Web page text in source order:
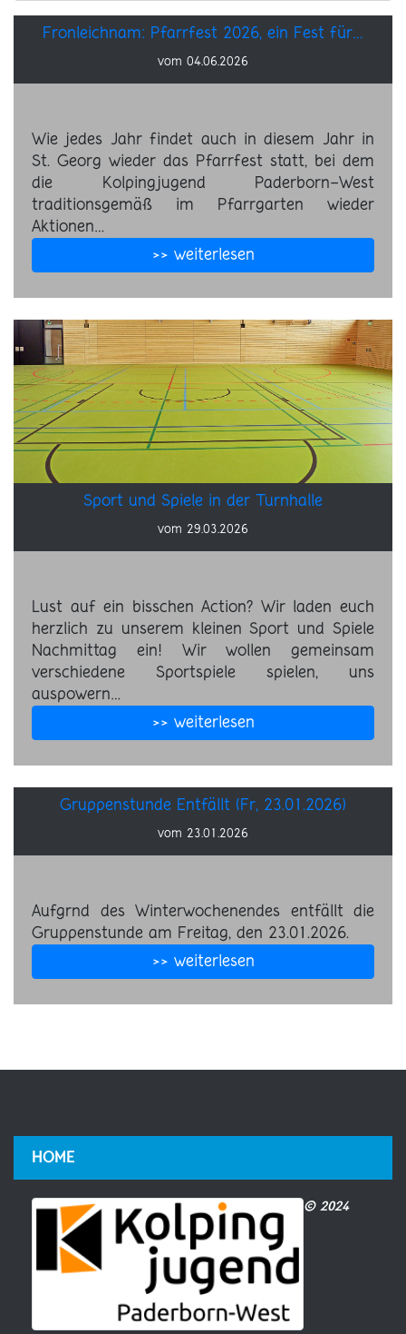
Fronleichnam: Pfarrfest 2026, ein Fest für…
vom 04.06.2026
Wie jedes Jahr findet auch in diesem Jahr in
St. Georg wieder das Pfarrfest statt, bei dem
die Kolpingjugend Paderborn-West
traditionsgemäß im Pfarrgarten wieder
Aktionen…
>> weiterlesen
Sport und Spiele in der Turnhalle
vom 29.03.2026
Lust auf ein bisschen Action? Wir laden euch
herzlich zu unserem kleinen Sport und Spiele
Nachmittag ein! Wir wollen gemeinsam
verschiedene Sportspiele spielen, uns
auspowern…
>> weiterlesen
Gruppenstunde Entfällt (Fr, 23.01.2026)
vom 23.01.2026
Aufgrnd des Winterwochenendes entfällt die
Gruppenstunde am Freitag, den 23.01.2026.
>> weiterlesen
HOME
© 2024